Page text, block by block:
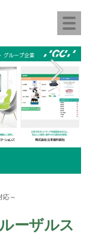
quality of life
開
ノロジーブッ
応～
ーザルス